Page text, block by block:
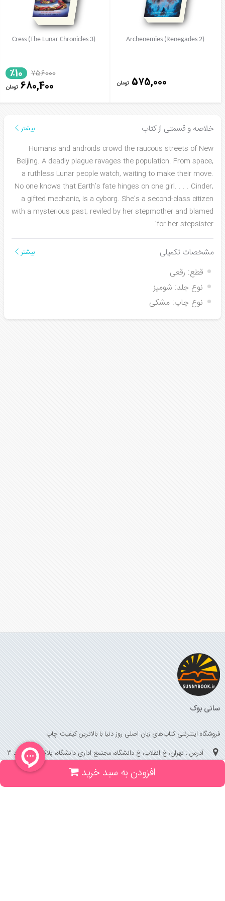
Archenemies (Renegades 2)
575,000 تومان
Cress (The Lunar Chronicles 3)
756000
٪10
680,400 تومان
خلاصه و قسمتی از کتاب
بیشتر
Humans and androids crowd the raucous streets of New
Beijing. A deadly plague ravages the population. From space,
a ruthless Lunar people watch, waiting to make their move.
No one knows that Earth’s fate hinges on one girl. . . . Cinder,
a gifted mechanic, is a cyborg. She’s a second-class citizen
with a mysterious past, reviled by her stepmother and blamed
for her stepsister’
...
مشخصات تکمیلی بیشتر
قطع: رقعی
نوع جلد: شومیز
نوع چاپ: مشکی
افزودن به سبد خرید
سانی بوک
فروشگاه اینترنتی کتاب‌های زبان اصلی روز دنیا با بالاترین کیفیت چاپ
آدرس : تهران، خ انقلاب، خ دانشگاه، مجتمع اداری دانشگاه، پلاک 158 واحد 3
(جهت خرید حضوری، تلفنی ، پیگیری سفارشات سایت با شماره تلفن 02166175070
تماس حاصل فرمایید)